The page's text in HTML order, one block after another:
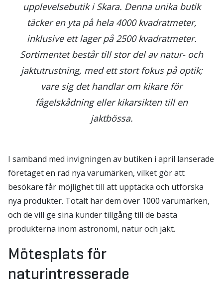
upplevelsebutik i Skara. Denna unika butik
täcker en yta på hela 4000 kvadratmeter,
inklusive ett lager på 2500 kvadratmeter.
Sortimentet består till stor del av natur- och
jaktutrustning, med ett stort fokus på optik;
vare sig det handlar om kikare för
fågelskådning eller kikarsikten till en
jaktbössa.
I samband med invigningen av butiken i april lanserade
företaget en rad nya varumärken, vilket gör att
besökare får möjlighet till att upptäcka och utforska
nya produkter. Totalt har dem över 1000 varumärken,
och de vill ge sina kunder tillgång till de bästa
produkterna inom astronomi, natur och jakt.
Mötesplats för
naturintresserade